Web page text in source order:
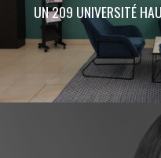
UN 209 UNIVERSITÉ